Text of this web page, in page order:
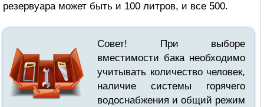
резервуара может быть и 100 литров, и все 500.
Совет! При выборе
вместимости бака необходимо
учитывать количество человек,
наличие системы горячего
водоснабжения и общий режим